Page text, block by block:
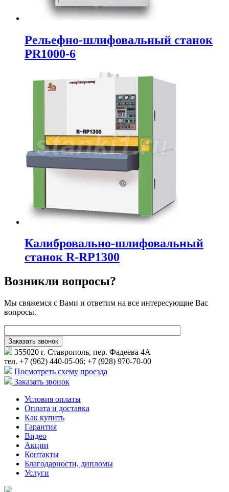
Рельефно-шлифовальный станок
PR1000-6
Калибровально-шлифовальный
станок R-RP1300
Возникли вопросы?
Мы свяжемся с Вами и ответим на все интересующие Вас
вопросы.
355020 г. Ставрополь, пер. Фадеева 4А
тел. +7 (962) 440-05-06; +7 (928) 970-70-00
Посмотреть схему проезда
Заказать звонок
Условия оплаты
Оплата и доставка
Как купить
Гарантия
Видео
Акции
Контакты
Благодарности, дипломы
Услуги